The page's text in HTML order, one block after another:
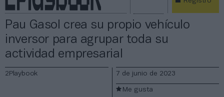
Pau Gasol crea su propio vehículo
inversor para agrupar toda su
actividad empresarial
2Playbook 7 de junio de 2023
Me gusta